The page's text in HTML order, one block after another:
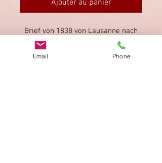
Ajouter au panier
Brief von 1838 von Lausanne nach
Paris. Seltener Stempel "LV" (Lettre
Vaud), schwach lesbar.
Email Phone